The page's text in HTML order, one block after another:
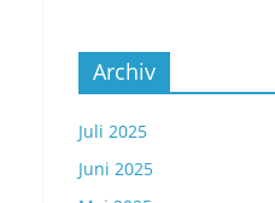
Archiv
Juli 2025
Juni 2025